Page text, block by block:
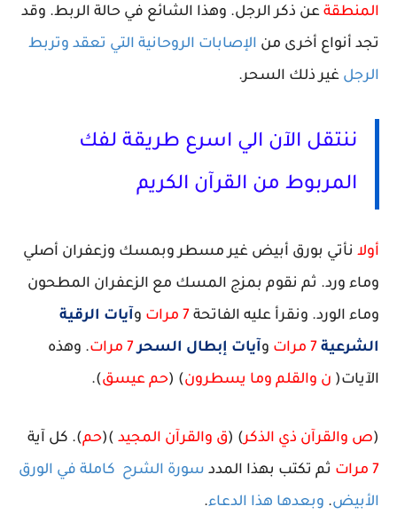
المنطقة عن ذكر الرجل. وهذا الشائع في حالة الربط. وقد
تجد أنواع أخرى من الإصابات الروحانية التي تعقد وتربط
الرجل غير ذلك السحر.
ننتقل الآن الي اسرع طريقة لفك
المربوط من القرآن الكريم
أولا نأتي بورق أبيض غير مسطر وبمسك وزعفران أصلي
وماء ورد. ثم نقوم بمزج المسك مع الزعفران المطحون
وماء الورد. ونقرأ عليه الفاتحة 7 مرات وآيات الرقية
الشرعية 7 مرات وآيات إبطال السحر 7 مرات
. وهذه
الآيات( ن والقلم وما يسطرون) (حم عيسق).
(ص والقرآن ذي الذكر ) (ق والقرآن المجيد )(حم). كل آية
7 مرات
ثم تكتب بهذا المدد سورة الشرح كاملة في الورق
الأبيض. وبعدها هذا الدعاء.